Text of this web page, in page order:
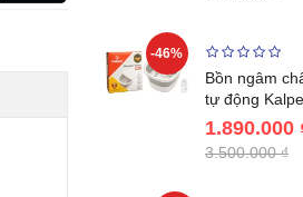
-46%
Bồn ngâm
tự động
1.890.000
3.500.000 ₫